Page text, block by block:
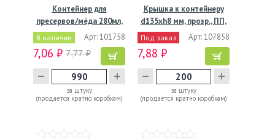
Контейнер для
пресервов/мёда 280мл,
В наличии Арт: 101758
7,06 ₽ 7,77 ₽
за штуку
(продается кратно коробкам)
Крышка к контейнеру
d135хh8 мм, прозр., ПП,
Под заказ Арт: 107858
7,88 ₽
за штуку
(продается кратно коробкам)